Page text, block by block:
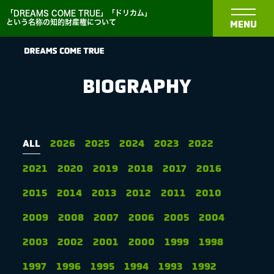
「DREAMS COME TRUE」「ドリカム」
という名称の知的財産権について
MENU
BIOGRAPHY
DISCOGRAPHY
MEDIA
BIOGRAPHY
ALL 2026 2025 2024 2023 2022
2021 2020 2019 2018 2017 2016
2015 2014 2013 2012 2011 2010
2009 2008 2007 2006 2005 2004
2003 2002 2001 2000 1999 1998
1997 1996 1995 1994 1993 1992